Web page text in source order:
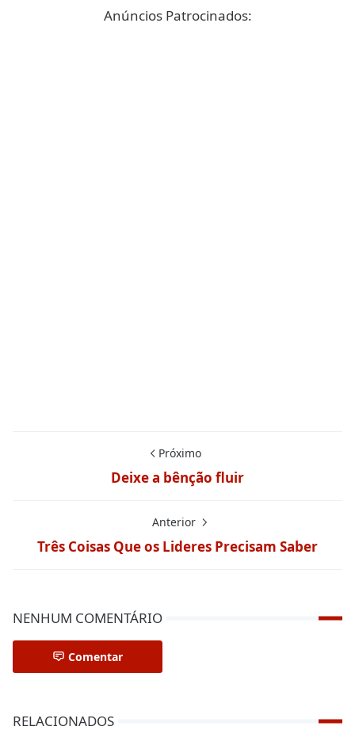
Anúncios Patrocinados:
Próximo
Deixe a bênção fluir
Anterior
Três Coisas Que os Lideres Precisam Saber
NENHUM COMENTÁRIO
Comentar
RELACIONADOS